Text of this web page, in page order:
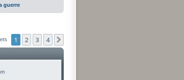
guerre
1 2 3 4